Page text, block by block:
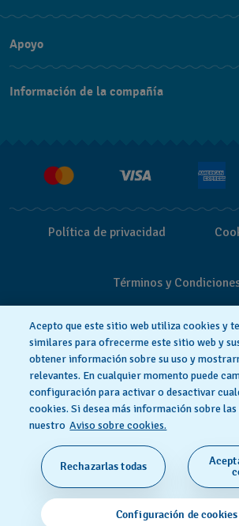
Apoyo
Preguntas Frecuentes
Información de la compañía
Política de privacidad
Términos y
HECHO EN SUIZA
© 2026 Flik Flak, una división de Swatch Ltd. Todos
los derechos reservados.‎
Acepto que este sitio web utiliza cookies y
similares para ofrecerme este sitio web y
obtener información sobre su uso y
relevantes. En cualquier momento puede
configuración para activar o desactivar
cookies. Si desea más información sobre
nuestro Aviso sobre cookies.
Configuración de cookies
Rechazarlas todas